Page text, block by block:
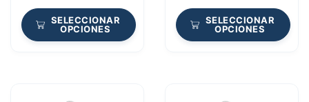
SELECCIONAR
OPCIONES
SELECCIONAR
OPCIONES